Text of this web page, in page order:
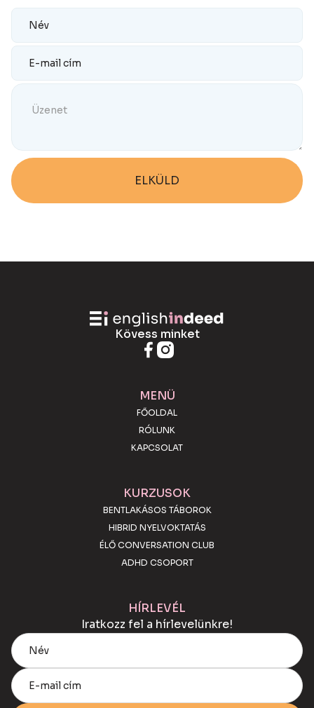
Kövess minket
MENÜ
FŐOLDAL
RÓLUNK
KAPCSOLAT
KURZUSOK
BENTLAKÁSOS TÁBOROK
HIBRID NYELVOKTATÁS
ÉLŐ CONVERSATION CLUB
ADHD CSOPORT
HÍRLEVÉL
Iratkozz fel a hírlevelünkre!